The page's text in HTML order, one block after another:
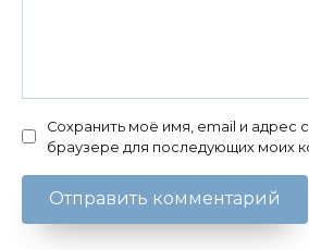
Сохранить моё имя, email и адрес
браузере для последующих моих